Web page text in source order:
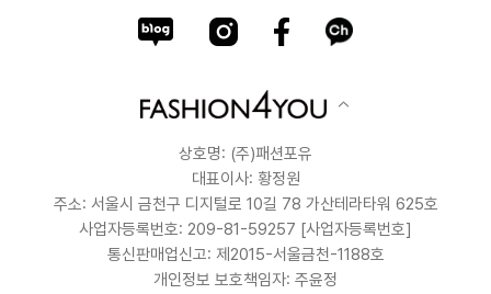
상호명: (주)패션포유
대표이사: 황정원
주소: 서울시 금천구 디지털로 10길 78 가산테라타워 625호
사업자등록번호: 209-81-59257 [사업자등록번호]
통신판매업신고: 제2015-서울금천-1188호
개인정보 보호책임자: 주윤정